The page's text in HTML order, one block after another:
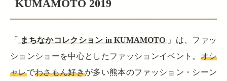
KUMAMOTO 2019
「 まちなかコレクション in KUMAMOTO 」は、ファッ
ションショーを中心としたファッションイベント。 オシ
ャレでわさもん好きが多い熊本のファッション・シーン